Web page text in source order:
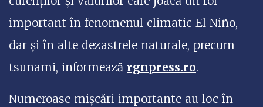
important în fenomenul climatic El Niño,
dar şi în alte dezastrele naturale, precum
tsunami, informează rgnpress.ro.
Numeroase mişcări importante au loc în